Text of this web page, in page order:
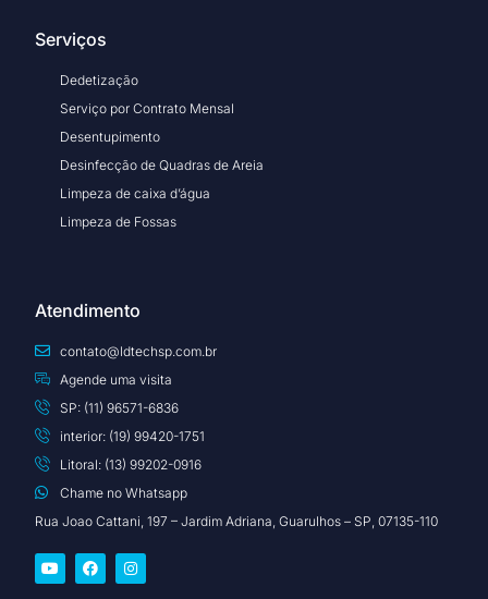
Serviços
Dedetização
Serviço por Contrato Mensal
Desentupimento
Desinfecção de Quadras de Areia
Limpeza de caixa d’água
Limpeza de Fossas
Atendimento
contato@ldtechsp.com.br
Agende uma visita
SP: (11) 96571-6836
interior: (19) 99420-1751
Litoral: (13) 99202-0916
Chame no Whatsapp
Rua Joao Cattani, 197 – Jardim Adriana, Guarulhos – SP, 07135-110